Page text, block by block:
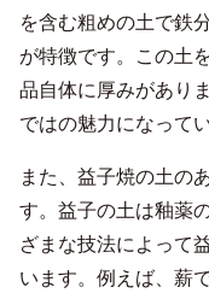
を含む粗めの土で鉄
が特徴です。この土
品自体に厚みがあり
ではの魅力になって
また、益子焼の土の
す。益子の土は釉薬
ざまな技法によって
います。例えば、薪